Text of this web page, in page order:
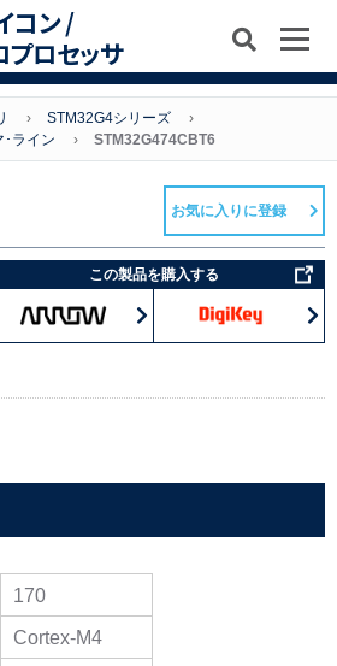
コン /
プロセッサ
STM32G4シリーズ
ライン
STM32G474CBT6
この製品を購入する
お気に入りに登録
170
Cortex-M4